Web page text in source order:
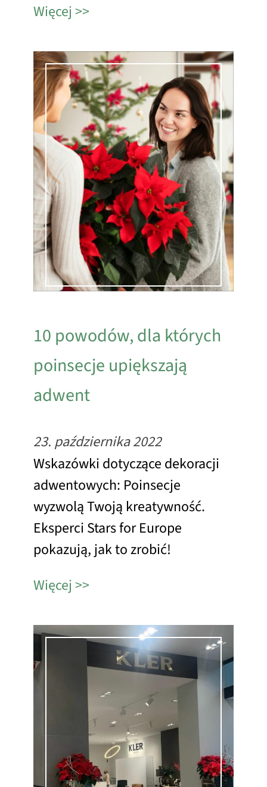
Więcej
10 powodów, dla których
poinsecje upiększają
adwent
23. października 2022
Wskazówki dotyczące dekoracji
adwentowych: Poinsecje
wyzwolą Twoją kreatywność.
Eksperci Stars for Europe
pokazują, jak to zrobić!
Więcej